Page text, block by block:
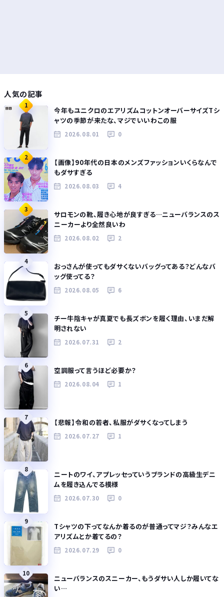
人気の記事
1
今年もユニクロのエアリズムコットンオーバーサイズTシ
ャツの季節が来たな、マジでいいわこの服
2026.08.01 0
2
【画像】90年代の日本のメンズファッションいくらなんで
もダサすぎる
2026.08.03 4
3
サロモンの靴、履き心地が良すぎる…ニューバランスのス
ニーカーより全然良いわ
2026.08.02 2
4
おっさんが使ってもダサくないバッグってある？どんなバ
ッグ使ってる？
2026.08.05 6
5
チー牛陰キャが真夏でも長ズボンを履く理由、いまだ解
明されない
2026.07.31 2
6
空調服って言うほど必要か？
2026.08.04 1
7
【悲報】令和の若者、私服がダサくなってしまう
2026.07.27 1
8
ニートのワイ、アプレッセっていうブランドの高級生デニ
ムを履き込んでる模様
2026.07.30 0
9
Tシャツの下ってなんか着るのが普通ってマジ？みんなエ
アリズムとか着てるの？
2026.07.29 0
10
ニューバランスのスニーカー、もうダサい人しか履いてな
い…